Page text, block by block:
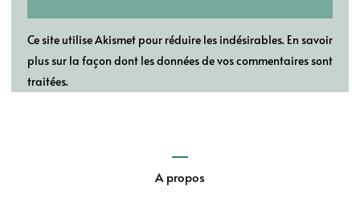
Ce site utilise Akismet pour réduire les indésirables. En savoir
plus sur la façon dont les données de vos commentaires sont
traitées.
A propos